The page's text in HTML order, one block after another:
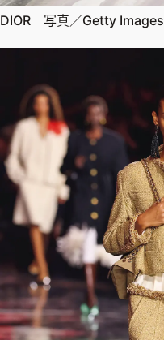
DIOR 写真／Getty Images